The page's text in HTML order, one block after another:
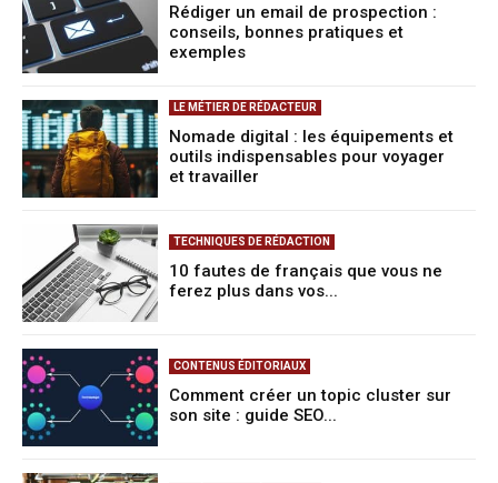
Rédiger un email de prospection :
conseils, bonnes pratiques et
exemples
LE MÉTIER DE RÉDACTEUR
Nomade digital : les équipements et
outils indispensables pour voyager
et travailler
TECHNIQUES DE RÉDACTION
10 fautes de français que vous ne
ferez plus dans vos...
CONTENUS ÉDITORIAUX
Comment créer un topic cluster sur
son site : guide SEO...